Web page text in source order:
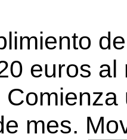
euros
mes.